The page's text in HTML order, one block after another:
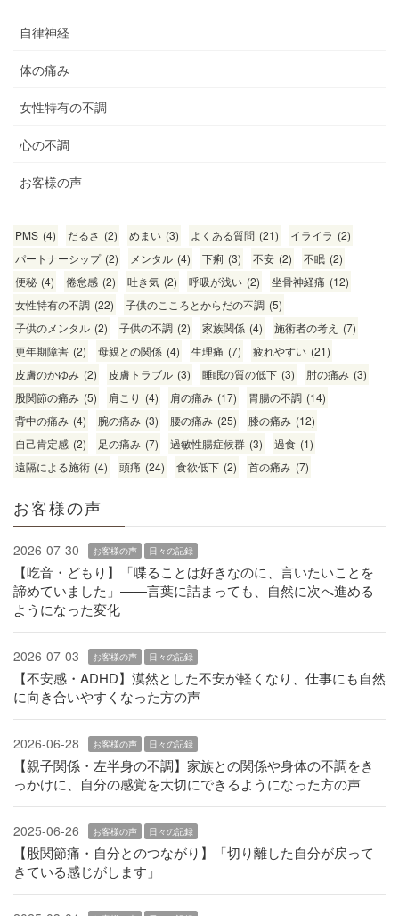
自律神経
体の痛み
女性特有の不調
心の不調
お客様の声
PMS (4) だるさ (2) めまい (3) よくある質問 (21) イライラ (2)
パートナーシップ (2) メンタル (4) 下痢 (3) 不安 (2) 不眠 (2)
便秘 (4) 倦怠感 (2) 吐き気 (2) 呼吸が浅い (2) 坐骨神経痛 (12)
女性特有の不調 (22) 子供のこころとからだの不調 (5)
子供のメンタル (2) 子供の不調 (2) 家族関係 (4) 施術者の考え (7)
更年期障害 (2) 母親との関係 (4) 生理痛 (7) 疲れやすい (21)
皮膚のかゆみ (2) 皮膚トラブル (3) 睡眠の質の低下 (3) 肘の痛み (3)
股関節の痛み (5) 肩こり (4) 肩の痛み (17) 胃腸の不調 (14)
背中の痛み (4) 腕の痛み (3) 腰の痛み (25) 膝の痛み (12)
自己肯定感 (2) 足の痛み (7) 過敏性腸症候群 (3) 過食 (1)
遠隔による施術 (4) 頭痛 (24) 食欲低下 (2) 首の痛み (7)
お客様の声
2026-07-30 お客様の声 日々の記録
【吃音・どもり】「喋ることは好きなのに、言いたいことを
諦めていました」——言葉に詰まっても、自然に次へ進める
ようになった変化
2026-07-03 お客様の声 日々の記録
【不安感・ADHD】漠然とした不安が軽くなり、仕事にも自然
に向き合いやすくなった方の声
2026-06-28 お客様の声 日々の記録
【親子関係・左半身の不調】家族との関係や身体の不調をき
っかけに、自分の感覚を大切にできるようになった方の声
2025-06-26 お客様の声 日々の記録
【股関節痛・自分とのつながり】「切り離した自分が戻って
きている感じがします」